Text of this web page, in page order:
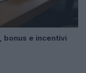
bonus e incentivi